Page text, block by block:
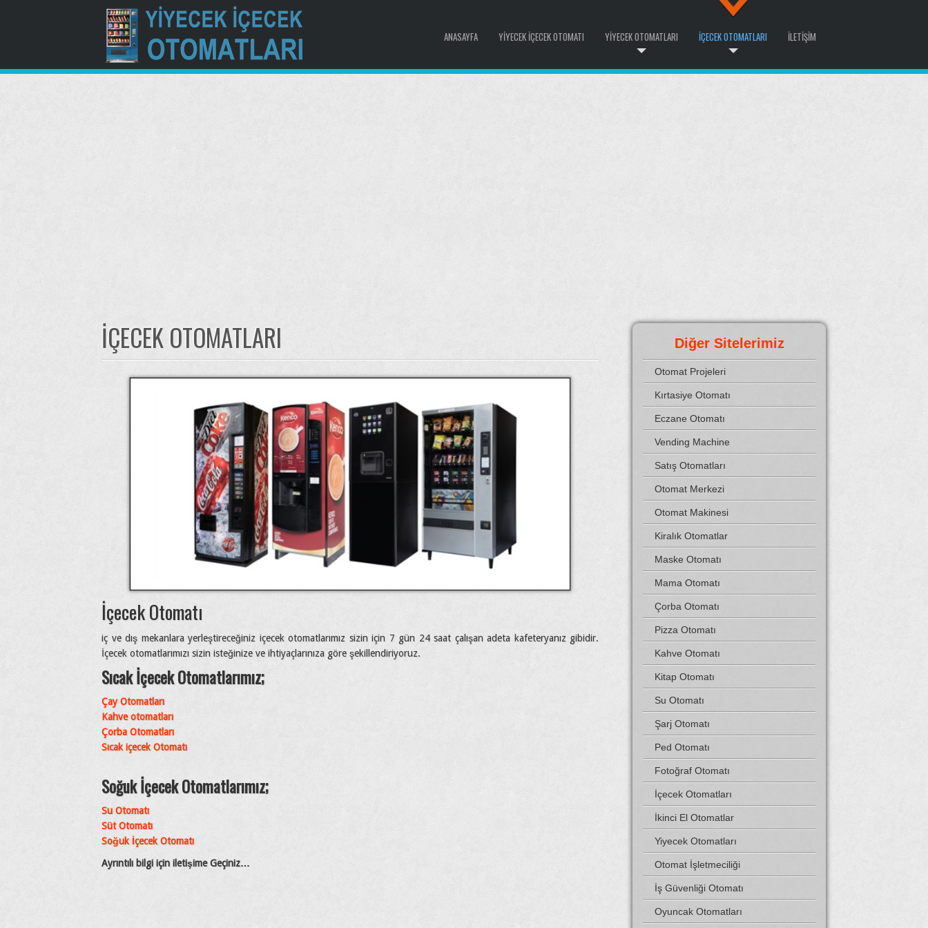
İLETIŞIM
İÇECEK OTOMATLARI
YIYECEK OTOMATLARI
YIYECEK İÇECEK OTOMATI
ANASAYFA
İÇECEK OTOMATLARI
İçecek Otomatı
iç ve dış mekanlara yerleştireceğiniz içecek otomatlarımız sizin için 7 gün 24 saat çalışan adeta kafeteryanız gibidir.
İçecek otomatlarımızı sizin isteğinize ve ihtiyaçlarınıza göre şekillendiriyoruz.
Sıcak İçecek Otomatlarımız;
Çay Otomatları
Kahve otomatları
Çorba Otomatları
Sıcak içecek Otomatı
Soğuk İçecek Otomatlarımız;
Su Otomatı
Süt Otomatı
Soğuk İçecek Otomatı
Ayrıntılı bilgi için iletişime Geçiniz…
Diğer Sitelerimiz
Otomat Projeleri
Kırtasiye Otomatı
Eczane Otomatı
Vending Machine
Satış Otomatları
Otomat Merkezi
Otomat Makinesi
Kiralık Otomatlar
Maske Otomatı
Mama Otomatı
Çorba Otomatı
Pizza Otomatı
Kahve Otomatı
Kitap Otomatı
Su Otomatı
Şarj Otomatı
Ped Otomatı
Fotoğraf Otomatı
İçecek Otomatları
İkinci El Otomatlar
Yiyecek Otomatları
Otomat İşletmeciliği
İş Güvenliği Otomatı
Oyuncak Otomatları